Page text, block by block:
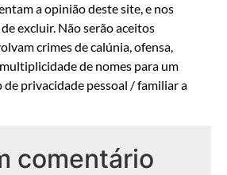
a opinião deste site, e nos
excluir. Não serão aceitos
crimes de calúnia, ofensa,
de nomes para um
de privacidade pessoal / familiar a
comentário